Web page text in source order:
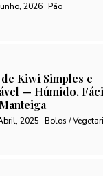
2026 Pão
Kiwi Simples e
— Húmido,
2025 Bolos /